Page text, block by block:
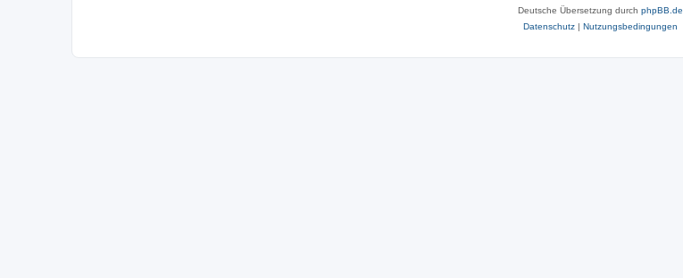
Deutsche Übersetzung durch phpBB.de
Datenschutz| Nutzungsbedingungen